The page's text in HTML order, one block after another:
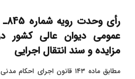
رأی وحدت‌ رویه شماره 845ـ
عمومی دیوان ‌عالی
مزایده و سند انتقال اجرایی